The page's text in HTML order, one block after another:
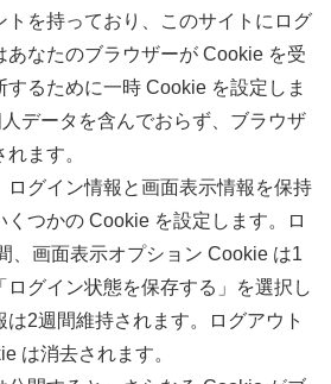
トを持っており、このサイトにログ
あなたのブラウザーが Cookie を受
るために一時 Cookie を設定しま
データを含んでおらず、ブラウザ
ます。
ログイン情報と画面表示情報を保持
つかの Cookie を設定します。ロ
、画面表示オプション Cookie は1
グイン状態を保存する」を選択し
2週間維持されます。ログアウト
は消去されます。